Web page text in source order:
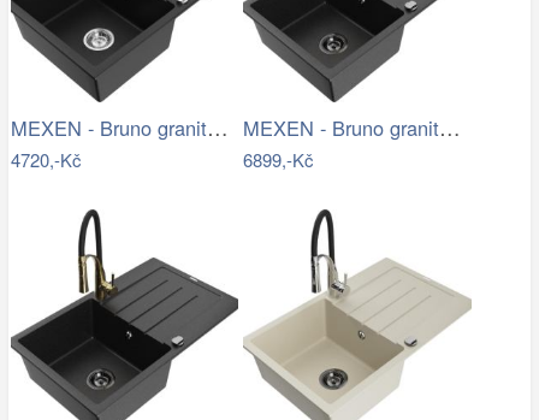
MEXEN - Bruno granitový dřez s…
4720,-Kč
MEXEN - Bruno granitový dřez s…
6899,-Kč